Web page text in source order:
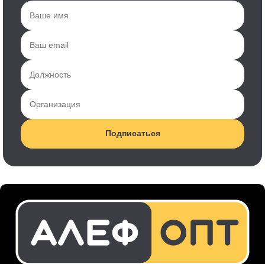
Подписаться